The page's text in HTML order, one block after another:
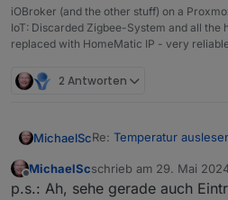
iOBroker (and the other stuff) on a
IoT: Discarded Zigbee-System and all the
replaced with HomeMatic IP - very
2 Antworten
MichaelScRe: Temperatur
Habe ja Dutzende von
funktioniert.
Offline
MichaelScschrieb am 29. Mai
zuletzt editiert von
p.s.: Ah, sehe gerade auch